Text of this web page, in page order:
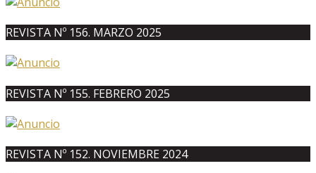
REVISTA Nº 156. MARZO 2025
REVISTA Nº 155. FEBRERO 2025
REVISTA Nº 152. NOVIEMBRE 2024